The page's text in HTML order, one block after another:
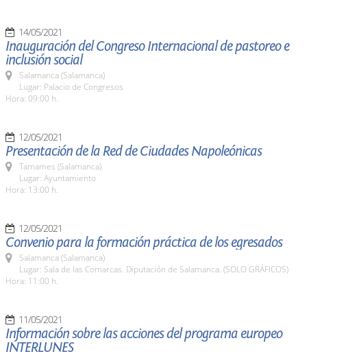
14/05/2021
Inauguración del Congreso Internacional de pastoreo e
inclusión social
Salamanca (Salamanca)
Lugar: Palacio de Congresos
Hora: 09:00 h.
12/05/2021
Presentación de la Red de Ciudades Napoleónicas
Tamames (Salamanca)
Lugar: Ayuntamiento
Hora: 13:00 h.
12/05/2021
Convenio para la formación práctica de los egresados
Salamanca (Salamanca)
Lugar: Sala de las Comarcas. Diputación de Salamanca. (SOLO GRÁFICOS)
Hora: 11:00 h.
11/05/2021
Información sobre las acciones del programa europeo
INTERLUNES